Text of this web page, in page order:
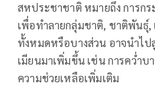
สหประชาชาติ หมายถึง การกร
เพื่อทำลายกลุ่มชาติ, ชาติพันธุ์,
ทั้งหมดหรือบางส่วน อาจนำไป
เมียนมาเพิ่มขึ้น เช่น การคว่ำบ
ความช่วยเหลือเพิ่มเติม